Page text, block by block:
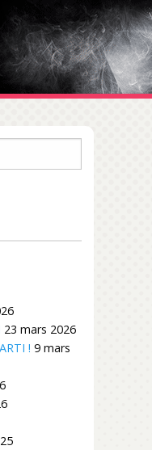
23 mars 2026
! 9 mars